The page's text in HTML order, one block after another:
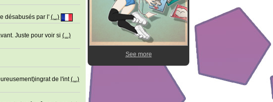
désabusés par l' (...)
Juste pour voir si (...)
de l'int(...)
See more